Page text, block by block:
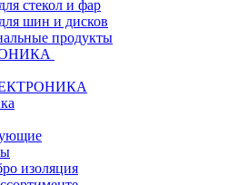
стекол и фар
шин и дисков
продукты
изоляция